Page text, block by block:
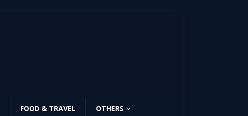
FOOD & TRAVEL OTHERS